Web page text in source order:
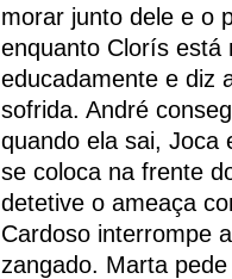
morar junto dele e o
enquanto Clorís está
educadamente e diz
sofrida. André
quando ela sai, Joca
se coloca na frente
detetive o ameaça
Cardoso interrompe
zangado. Marta